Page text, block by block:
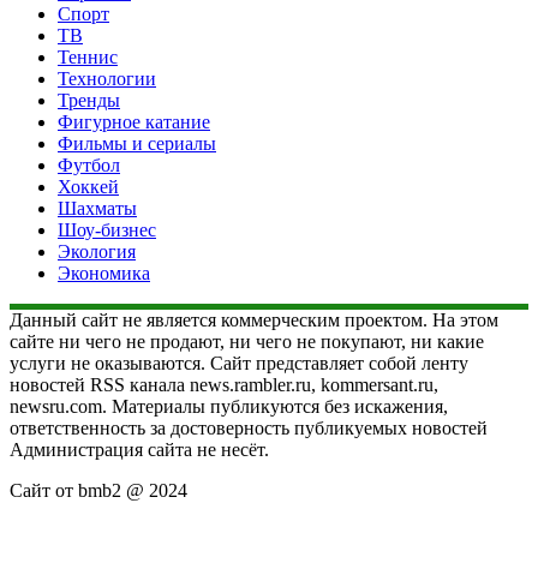
Спорт
ТВ
Теннис
Технологии
Тренды
Фигурное катание
Фильмы и сериалы
Футбол
Хоккей
Шахматы
Шоу-бизнес
Экология
Экономика
Данный сайт не является коммерческим проектом. На этом
сайте ни чего не продают, ни чего не покупают, ни какие
услуги не оказываются. Сайт представляет собой ленту
новостей RSS канала news.rambler.ru, kommersant.ru,
newsru.com. Материалы публикуются без искажения,
ответственность за достоверность публикуемых новостей
Администрация сайта не несёт.
Сайт от bmb2 @ 2024